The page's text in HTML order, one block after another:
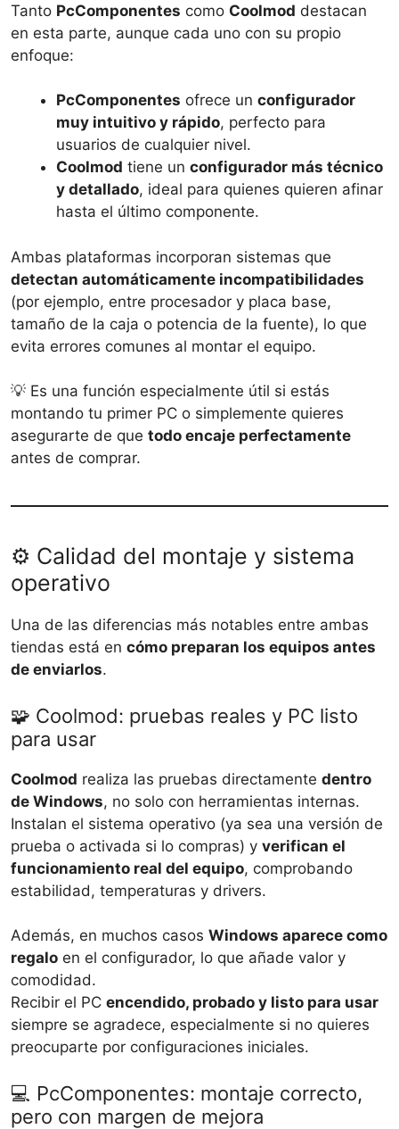
Tanto PcComponentes como Coolmod destacan
en esta parte, aunque cada uno con su propio
enfoque:
PcComponentes ofrece un configurador
muy intuitivo y rápido, perfecto para
usuarios de cualquier nivel.
Coolmod tiene un configurador más técnico
y detallado, ideal para quienes quieren afinar
hasta el último componente.
Ambas plataformas incorporan sistemas que
detectan automáticamente incompatibilidades
(por ejemplo, entre procesador y placa base,
tamaño de la caja o potencia de la fuente), lo que
evita errores comunes al montar el equipo.
💡 Es una función especialmente útil si estás
montando tu primer PC o simplemente quieres
asegurarte de que todo encaje perfectamente
antes de comprar.
⚙️ Calidad del montaje y sistema
operativo
Una de las diferencias más notables entre ambas
tiendas está en cómo preparan los equipos antes
de enviarlos.
🧩 Coolmod: pruebas reales y PC listo
para usar
Coolmod realiza las pruebas directamente dentro
de Windows, no solo con herramientas internas.
Instalan el sistema operativo (ya sea una versión de
prueba o activada si lo compras) y verifican el
funcionamiento real del equipo, comprobando
estabilidad, temperaturas y drivers.
Además, en muchos casos Windows aparece como
regalo en el configurador, lo que añade valor y
comodidad.
Recibir el PC encendido, probado y listo para usar
siempre se agradece, especialmente si no quieres
preocuparte por configuraciones iniciales.
💻 PcComponentes: montaje correcto,
pero con margen de mejora